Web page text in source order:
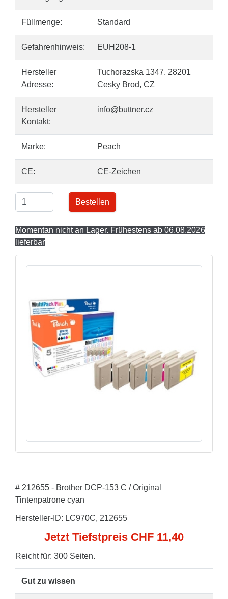
Füllmenge: Standard
Gefahrenhinweis: EUH208-1
Hersteller
Adresse:
Tuchorazska 1347, 28201
Cesky Brod, CZ
Hersteller
Kontakt:
info@buttner.cz
Marke: Peach
CE: CE-Zeichen
Bestellen
Momentan nicht an Lager. Frühestens ab 06.08.2026
lieferbar
# 212655 - Brother DCP-153 C / Original
Tintenpatrone cyan
Hersteller-ID: LC970C, 212655
Jetzt Tiefstpreis CHF 11,40
Reicht für: 300 Seiten.
Gut zu wissen